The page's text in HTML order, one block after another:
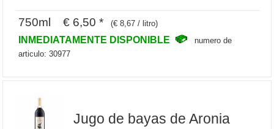
750ml € 6,50 * (€ 8,67 / litro)
INMEDIATAMENTE DISPONIBLE
numero de
articulo: 30977
Jugo de bayas de Aronia